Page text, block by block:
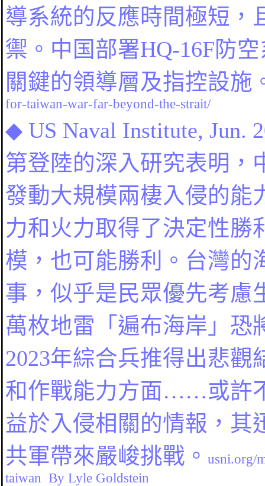
導系統的反應時間極短，
禦。 中 国 部署HQ-16F防
關鍵的領導層及指控設施
for-taiwan-war-far-beyond-the-strait/
◆ US Naval Institute, Jun.
第登陸的深入研究表明，
發動大規模兩棲入侵的能
力和火力取得了決定性勝
模，也可能勝利
。台灣的
事 ，似乎是民眾優先考
萬枚地雷「遍布海岸」恐
2023年綜合兵推得出悲
和作戰能力方面……或許
益於入侵相關的情報，其
共軍帶來嚴峻挑戰。 usni.org/
taiwan By Lyle Goldstein